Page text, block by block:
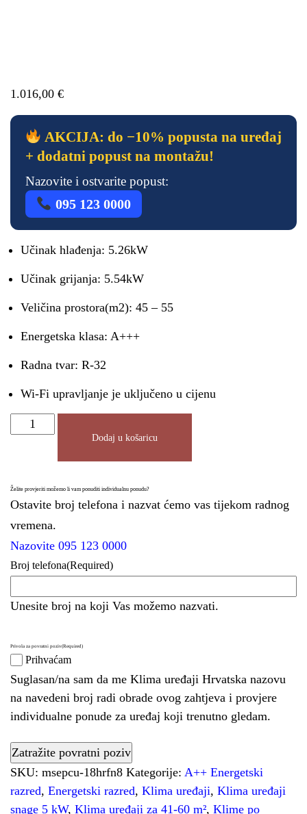
1.016,00 €
AKCIJA: do −10% popusta na uređaj
+ dodatni popust na montažu!
Nazovite i ostvarite popust:
095 123 0000
Učinak hlađenja: 5.26kW
Učinak grijanja: 5.54kW
Veličina prostora(m2): 45 – 55
Energetska klasa: A+++
Radna tvar: R-32
Wi-Fi upravljanje je uključeno u cijenu
Dodaj u košaricu
Želite provjeriti možemo li vam ponuditi individualnu ponudu?
Ostavite broj telefona i nazvat ćemo vas tijekom radnog
vremena.
Nazovite 095 123 0000
Broj telefona(Required)
Unesite broj na koji Vas možemo nazvati.
Privola za povratni poziv(Required)
Prihvaćam
Suglasan/na sam da me Klima uređaji Hrvatska nazovu
na navedeni broj radi obrade ovog zahtjeva i provjere
individualne ponude za uređaj koji trenutno gledam.
SKU: msepcu-18hrfn8 Kategorije: A++ Energetski
razred, Energetski razred, Klima uređaji, Klima uređaji
snage 5 kW, Klima uređaji za 41-60 m², Klime po